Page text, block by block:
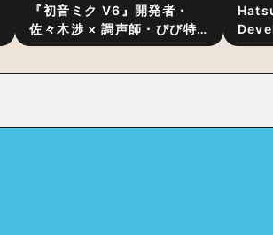
『初音ミク V6』開発者・
佐々木渉 × 調声師・びび特
別対談 〜豊かな歌声表現の
×